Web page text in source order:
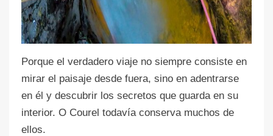
Porque el verdadero viaje no siempre consiste en
mirar el paisaje desde fuera, sino en adentrarse
en él y descubrir los secretos que guarda en su
interior. O Courel todavía conserva muchos de
ellos.